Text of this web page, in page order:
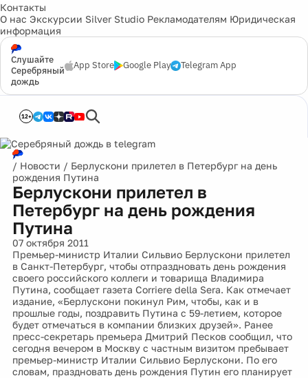
Контакты
О нас Экскурсии Silver Studio Рекламодателям Юридическая
информация
Слушайте
Серебряный
дождь
App Store Google Play Telegram App
12+
/ Новости / Берлускони прилетел в Петербург на день
рождения Путина
Берлускони прилетел в
Петербург на день рождения
Путина
07 октября 2011
Премьер-министр Италии Сильвио Берлускони прилетел
в Санкт-Петербург, чтобы отпраздновать день рождения
своего российского коллеги и товарища Владимира
Путина, сообщает газета Corriere della Sera. Как отмечает
издание, «Берлускони покинул Рим, чтобы, как и в
прошлые годы, поздравить Путина с 59-летием, которое
будет отмечаться в компании близких друзей». Ранее
пресс-секретарь премьера Дмитрий Песков сообщил, что
сегодня вечером в Москву с частным визитом пребывает
премьер-министр Италии Сильвио Берлускони. По его
словам, праздновать день рождения Путин его планирует